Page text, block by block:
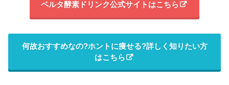
ベルタ酵素ドリンク公式サイトはこちら
何故おすすめなの?ホントに痩せる?詳しく知りたい方
はこちら